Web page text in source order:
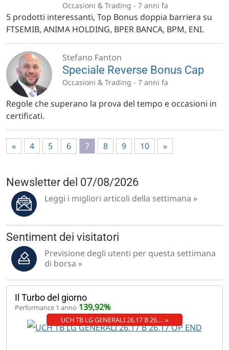
Occasioni & Trading - 7 anni fa
5 prodotti interessanti, Top Bonus doppia barriera su
FTSEMIB, ANIMA HOLDING, BPER BANCA, BPM, ENI.
Stefano Fanton
Speciale Reverse Bonus Cap
Occasioni & Trading - 7 anni fa
Regole che superano la prova del tempo e occasioni in
certificati.
« 4 5 6 7 8 9 10 »
Newsletter del 07/08/2026
Leggi i migliori articoli della settimana »
Sentiment dei visitatori
Previsione degli utenti per questa settimana
di borsa »
Il Turbo del giorno
Performance 1 anno 139,92%
UCH TB LG GENERALI 26.17 B 26.… »